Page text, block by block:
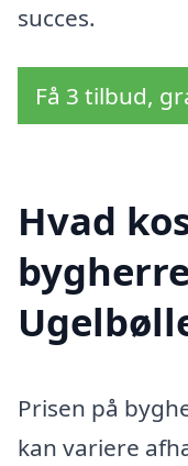
succes.
Få 3 tilbud,
Hvad
Prisen på
kan variere